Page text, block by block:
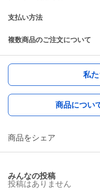
支払い方法
複数商品のご注文について
私
商品につい
商品をシェア
みんなの投稿
投稿はありません